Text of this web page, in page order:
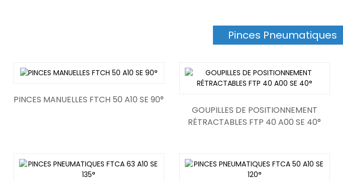
Pinces Pneumatiques
PINCES MANUELLES FTCH 50 A10 SE 90°
GOUPILLES DE POSITIONNEMENT
RÉTRACTABLES FTP 40 A00 SE 40°
cylindre rotatif